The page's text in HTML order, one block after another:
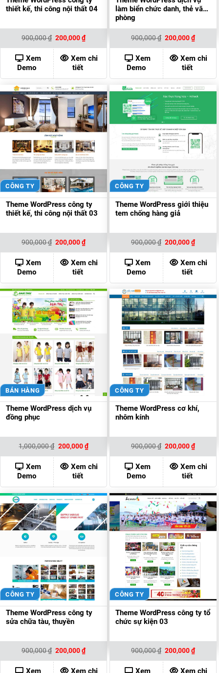
thiết kế, thi công nội thất 04
900,000₫ Giá
là:
900,000 ₫.
200,000₫Giá
hiện
tại
là:
200,000 ₫.
Xem
Demo
Xem chi
tiết
làm biển chức danh, thẻ văn
phòng
900,000₫ Giá
là:
900,000 ₫.
200,000₫Giá
hiện
tại
là:
Xem
Demo
Xem chi
tiết
CÔNG TY
Theme WordPress công ty
thiết kế, thi công nội thất 03
900,000₫ Giá
là:
900,000 ₫.
200,000₫Giá
hiện
tại
là:
200,000 ₫.
Xem
Demo
Xem chi
tiết
CÔNG TY
Theme WordPress giới thiệu
tem chống hàng giả
900,000₫ Giá
là:
900,000 ₫.
200,000₫Giá
hiện
tại
là:
Xem
Demo
Xem chi
tiết
BÁN HÀNG
Theme WordPress dịch vụ
đồng phục
1,000,000₫ Giá
là:
1,000,000 ₫.
200,000₫Giá
hiện
tại
là:
200,000 ₫.
Xem
Demo
Xem chi
tiết
CÔNG TY
Theme WordPress cơ khí,
nhôm kính
900,000₫ Giá
là:
900,000 ₫.
200,000₫Giá
hiện
tại
là:
Xem
Demo
Xem chi
tiết
CÔNG TY
Theme WordPress công ty
sửa chữa tàu, thuyền
900,000₫ Giá
là:
900,000 ₫.
200,000₫Giá
hiện
tại
là:
Xem Xem chi
CÔNG TY
Theme WordPress công ty tổ
chức sự kiện 03
900,000₫ Giá
là:
900,000 ₫.
200,000₫Giá
hiện
tại
là:
Xem Xem chi